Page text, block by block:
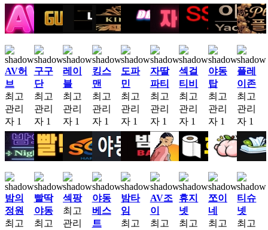
AV허
브
최고
관리
자 1
구구
단
최고
관리
자 1
레이
블
최고
관리
자 1
킹스
맨
최고
관리
자 1
도파
민
최고
관리
자 1
자딸
파티
최고
관리
자 1
섹걸
티비
최고
관리
자 1
야동
탑
최고
관리
자 1
플레
이존
최고
관리
자 1
밤의
정원
최고
빨딱
야동
최고
섹팡
최고
관리
야동
베스
트
밤타
임
최고
AV조
이
최고
휴지
넷
최고
쪼이
네
최고
티슈
넷
최고